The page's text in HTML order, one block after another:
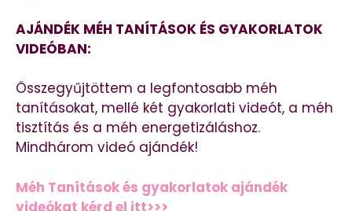
AJÁNDÉK MÉH TANÍTÁSOK ÉS GYAKORLATOK
VIDEÓBAN:
Összegyűjtöttem a legfontosabb méh
tanításokat, mellé két gyakorlati videót, a méh
tisztítás és a méh energetizáláshoz.
Mindhárom videó ajándék!
Méh Tanítások és gyakorlatok ajándék
videókat kérd el itt>>>